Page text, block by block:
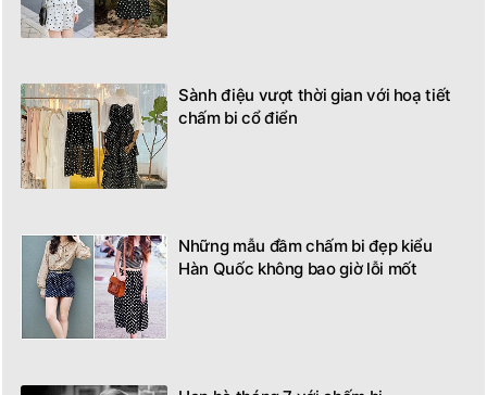
Sành điệu vượt thời gian với hoạ tiết
chấm bi cổ điển
Những mẫu đầm chấm bi đẹp kiểu
Hàn Quốc không bao giờ lỗi mốt